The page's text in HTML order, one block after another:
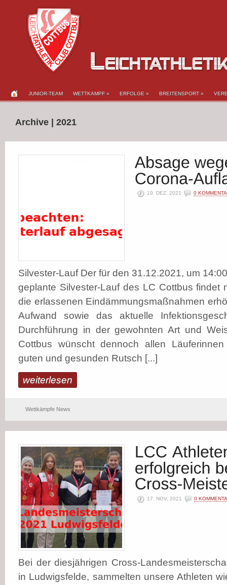
JUNIOR-TEAM WETTKAMPF » ERFOLGE » BREITENSPORT »
Archive | 2021
19. DEZ, 2021 0
Silvester-Lauf Der für den 31.12.2021, um
geplante Silvester-Lauf des LC Cottbus findet
die erlassenen Eindämmungsmaßnahmen
Aufwand sowie das aktuelle
Durchführung in der gewohnten Art und
Cottbus wünscht dennoch allen
guten und gesunden Rutsch [...]
weiterlesen
Wettkämpfe News
17. NOV, 2021 0
Bei der diesjährigen Cross-
in Ludwigsfelde, sammelten unsere Athleten